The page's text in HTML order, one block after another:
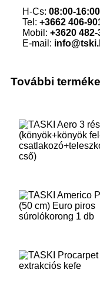
H-Cs: 08:00-16:00
Tel: +3662 406-
Mobil: +3620
E-mail:
További